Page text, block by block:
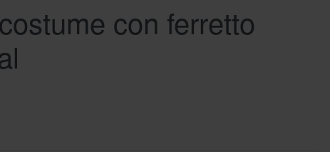
con ferretto